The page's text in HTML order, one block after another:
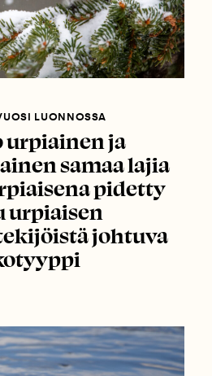
LUONNOSSA
urpiainen ja
samaa lajia
pidetty
urpiaisen
johtuva